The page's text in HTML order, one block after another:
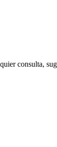
consulta,